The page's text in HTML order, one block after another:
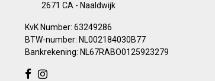
2671 CA - Naaldwijk
KvK Number: 63249286
BTW-number: NL002184030B77
Bankrekening: NL67RABO0125923279